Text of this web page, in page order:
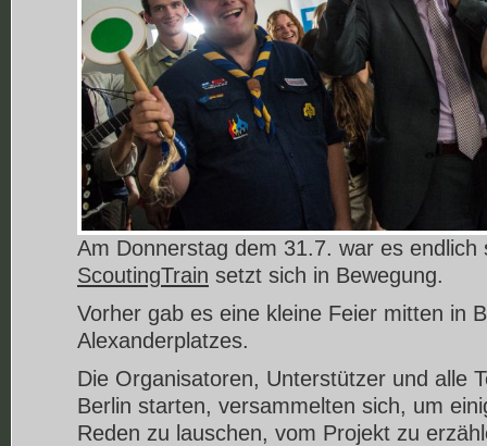
Am Donnerstag dem 31.7. war es endlich
ScoutingTrain setzt sich in Bewegung.
Vorher gab es eine kleine Feier mitten in
Alexanderplatzes.
Die Organisatoren, Unterstützer und alle
Berlin starten, versammelten sich, um
Reden zu lauschen, vom Projekt zu